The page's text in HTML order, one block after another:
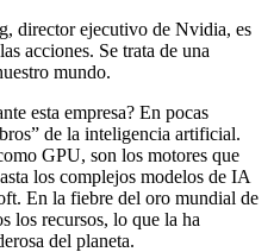
director ejecutivo de Nvidia, es
acciones. Se trata de una
mundo.
esta empresa? En pocas
de la inteligencia artificial.
GPU, son los motores que
los complejos modelos de IA
En la fiebre del oro mundial de
los recursos, lo que la ha
del planeta.